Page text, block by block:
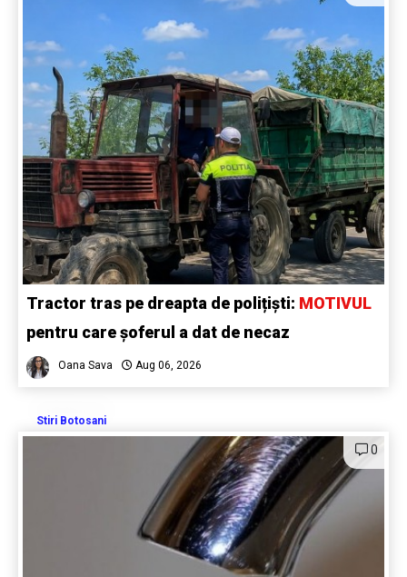
Tractor tras pe dreapta de polițiști: MOTIVUL
pentru care șoferul a dat de necaz
Oana Sava Aug 06, 2026
Stiri Botosani
0